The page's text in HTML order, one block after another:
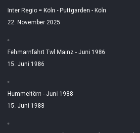
Inter Regio = Köln - Puttgarden - Köln
22. November 2025
Fehmarnfahrt Twl Mainz - Juni 1986
15. Juni 1986
Hummeltörn - Juni 1988
15. Juni 1988